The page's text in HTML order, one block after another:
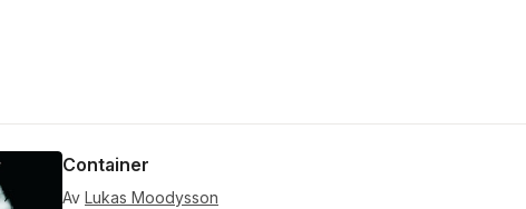
Container
Av Lukas Moodysson